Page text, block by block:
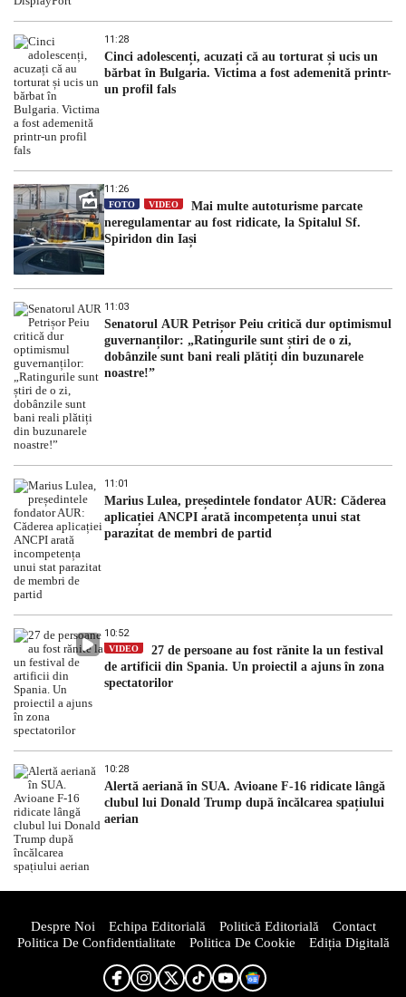
11:28
Cinci adolescenți, acuzați că au torturat și ucis un
bărbat în Bulgaria. Victima a fost ademenită printr-
un profil fals
11:26
FOTO VIDEO
Mai multe autoturisme parcate
neregulamentar au fost ridicate, la Spitalul Sf.
Spiridon din Iași
11:03
Senatorul AUR Petrișor Peiu critică dur optimismul
guvernanților: „Ratingurile sunt știri de o zi,
dobânzile sunt bani reali plătiți din buzunarele
noastre!”
11:01
Marius Lulea, președintele fondator AUR: Căderea
aplicației ANCPI arată incompetența unui stat
parazitat de membri de partid
10:52
VIDEO
27 de persoane au fost rănite la un festival
de artificii din Spania. Un proiectil a ajuns în zona
spectatorilor
10:28
Alertă aeriană în SUA. Avioane F-16 ridicate lângă
clubul lui Donald Trump după încălcarea spațiului
aerian
Despre Noi Echipa Editorială Politică Editorială
Contact
Politica De Confidentialitate
Politica De Cookie Ediția Digitală